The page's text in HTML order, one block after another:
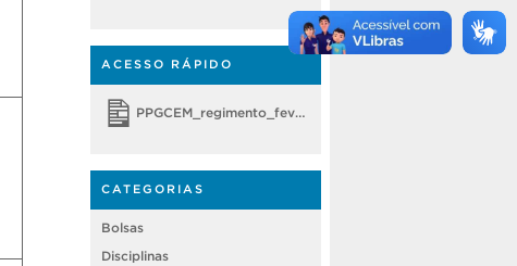
ACESSO RÁPIDO
PPGCEM_regimento_fevereiro 2018
CATEGORIAS
Bolsas
Disciplinas